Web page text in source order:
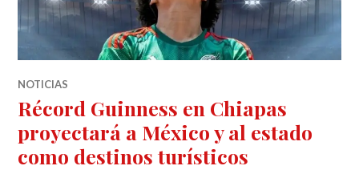
NOTICIAS
Récord Guinness en Chiapas
proyectará a México y al estado
como destinos turísticos